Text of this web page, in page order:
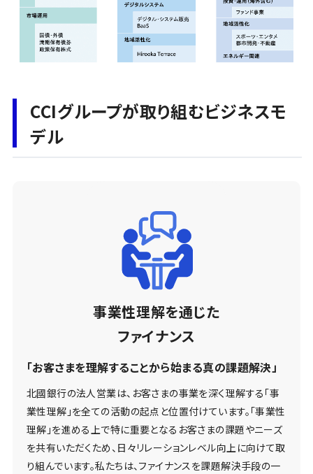
CCIグループが取り組むビジネスモ
デル
事業性理解を通じた
ファイナンス
「お客さまを理解することから始まる真の課題解決」
北國銀行の法人営業は、お客さまの事業を深く理解する「事
業性理解」を全ての活動の起点と位置付けています。「事業性
理解」を進める上で特に重要となるお客さまの課題やニーズ
を共有いただくため、日々リレーションレベル向上に向けて取
り組んでいます。私たちは、ファイナンスを課題解決手段の一